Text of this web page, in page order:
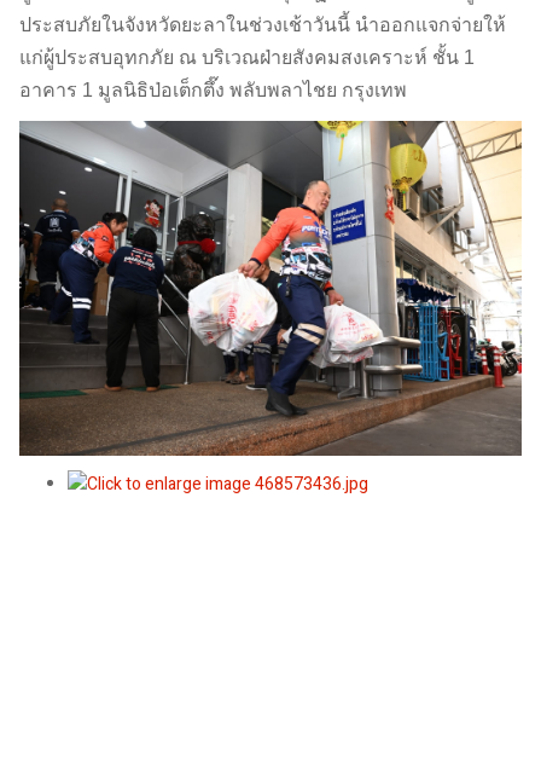
ประสบภัยในจังหวัดยะลาในช่วงเช้าวันนี้ นำออกแจกจ่ายให้
แก่ผู้ประสบอุทกภัย ณ บริเวณฝ่ายสังคมสงเคราะห์ ชั้น 1
อาคาร 1 มูลนิธิป่อเต็กตึ๊ง พลับพลาไชย กรุงเทพ